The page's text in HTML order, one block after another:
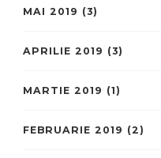
MAI 2019 (3)
APRILIE 2019 (3)
MARTIE 2019 (1)
FEBRUARIE 2019 (2)